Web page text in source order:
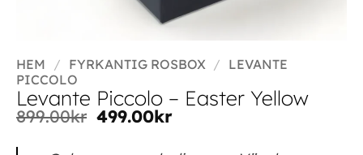
HEM / FYRKANTIG ROSBOX / LEVANTE
PICCOLO
Levante Piccolo – Easter Yellow
899.00kr 499.00kr